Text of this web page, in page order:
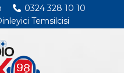
0324 328 10 10
Temsilcisi